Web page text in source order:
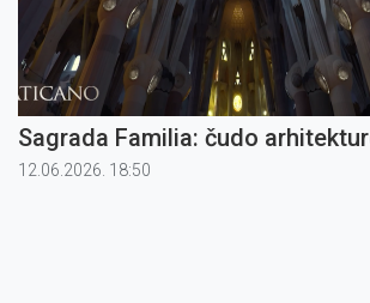
Sagrada Familia: čudo
12.06.2026. 18:50